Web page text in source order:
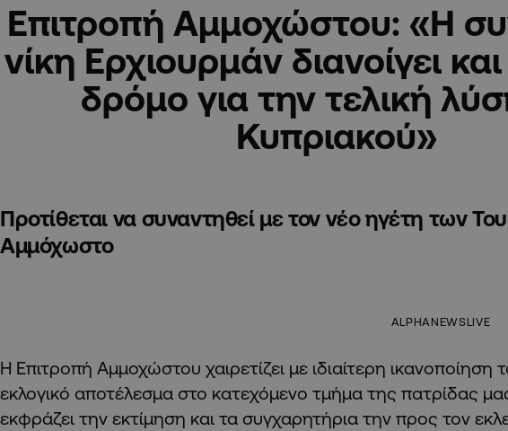
Eπιτροπή Αμμοχώστου: «Η
νίκη Ερχιουρμάν διανοίγει
δρόμο για την τελική
Κυπριακού»
Προτίθεται να συναντηθεί με τον νέο ηγέτη των
Αμμόχωστο
ALPHANEWSLIVE
Η Επιτροπή Αμμοχώστου χαιρετίζει με ιδιαίτερη ικανοποίηση
εκλογικό αποτέλεσμα στο κατεχόμενο τμήμα της πατρίδας
εκφράζει την εκτίμηση και τα συγχαρητήρια την προς τον